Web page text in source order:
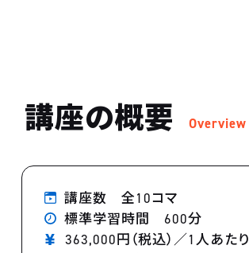
講座の概要 Overview
講座数 全10コマ
標準学習時間 600分
363,000円（税込）／1人あたり